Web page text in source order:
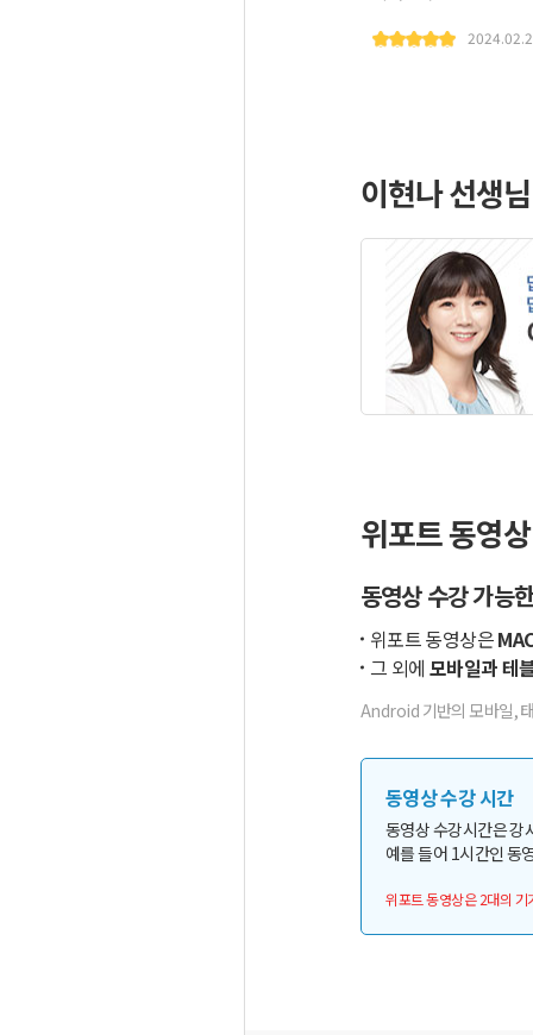
이현나 선생
위포트 동영
동영상 수강 가능
위포트 동영상은
그 외에 모바일과 테
Android 기반의 모바일,
동영상 수강 시간
동영상 수강시간은 강
예를 들어 1시간인 동
위포트 동영상은 2대의